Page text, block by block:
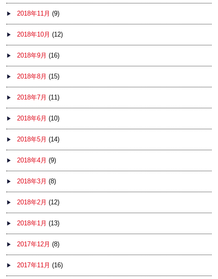
2018年11月 (9)
2018年10月 (12)
2018年9月 (16)
2018年8月 (15)
2018年7月 (11)
2018年6月 (10)
2018年5月 (14)
2018年4月 (9)
2018年3月 (8)
2018年2月 (12)
2018年1月 (13)
2017年12月 (8)
2017年11月 (16)